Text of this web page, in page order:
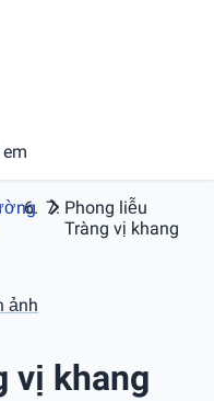
Phong liễu
Tràng vị khang
ảnh
vị khang